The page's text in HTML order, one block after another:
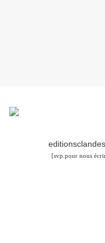
[svp.pour nous